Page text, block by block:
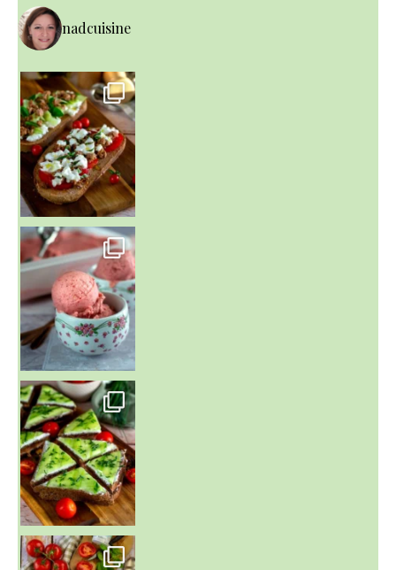
nadcuisine
~ NICE CREAM À LA FRAISE ~
Presque un mois que
~ SALADE DE PÂTES AUX DEUX TOMATES THON ET BURRA